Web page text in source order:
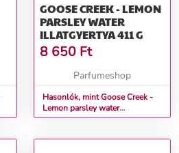
GOOSE CREEK - LEMON
PARSLEY WATER
ILLATGYERTYA 411 G
8 650 Ft
Parfumeshop
Hasonlók, mint Goose Creek -
Lemon parsley water
Illatgyertya 411 g